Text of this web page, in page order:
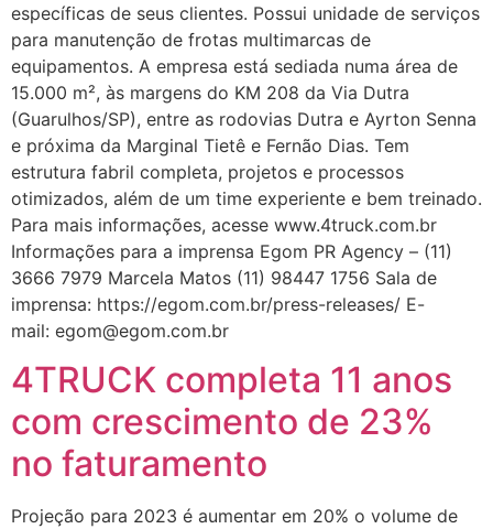
específicas de seus clientes. Possui unidade de serviços
para manutenção de frotas multimarcas de
equipamentos. A empresa está sediada numa área de
15.000 m², às margens do KM 208 da Via Dutra
(Guarulhos/SP), entre as rodovias Dutra e Ayrton Senna
e próxima da Marginal Tietê e Fernão Dias. Tem
estrutura fabril completa, projetos e processos
otimizados, além de um time experiente e bem treinado.
Para mais informações, acesse www.4truck.com.br
Informações para a imprensa Egom PR Agency – (11)
3666 7979 Marcela Matos (11) 98447 1756 Sala de
imprensa: https://egom.com.br/press-releases/ E-
mail: egom@egom.com.br
4TRUCK completa 11 anos
com crescimento de 23%
no faturamento
Projeção para 2023 é aumentar em 20% o volume de